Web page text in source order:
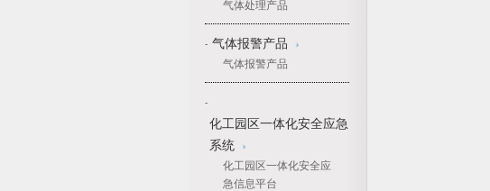
气体处理产品
- 气体报警产品
气体报警产品
-
化工园区一体化安全应急
系统
化工园区一体化安全应
急信息平台